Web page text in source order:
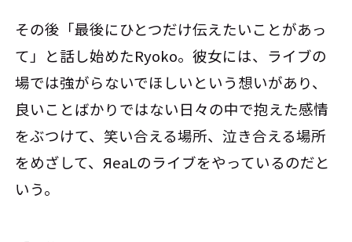
その後「最後にひとつだけ伝えたいことがあっ
て」と話し始めたRyoko。彼女には、ライブの
場では強がらないでほしいという想いがあり、
良いことばかりではない日々の中で抱えた感情
をぶつけて、笑い合える場所、泣き合える場所
をめざして、ЯeaLのライブをやっているのだと
いう。